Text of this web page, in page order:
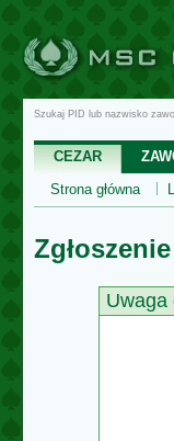
Szukaj PID lub nazwisko
CEZAR
Strona główna
Uwaga